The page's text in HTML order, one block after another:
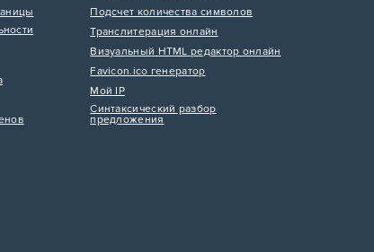
Подсчет количества символов
Транслитерация онлайн
Визуальный HTML редактор онлайн
Favicon.ico генератор
Мой IP
Синтаксический разбор
предложения